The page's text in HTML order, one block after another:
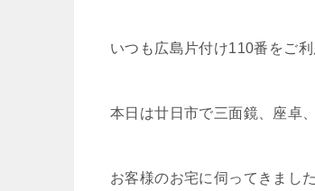
いつも広島片付け110番をご
本日は廿日市で三面鏡、座卓
お客様のお宅に伺ってきました